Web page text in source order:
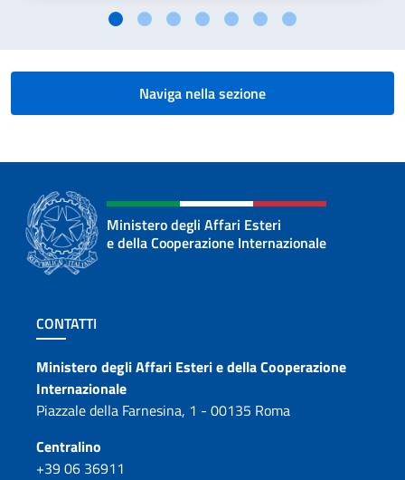
Naviga nella sezione
Ministero degli Affari Esteri
e della Cooperazione Internazionale
Sezione footer
CONTATTI
Contatti
Ministero degli Affari Esteri e della Cooperazione
Internazionale
Piazzale della Farnesina, 1 - 00135 Roma
Centralino
+39 06 36911